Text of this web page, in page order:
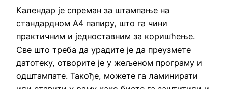
Календар је спреман за штампање на
стандардном А4 папиру, што га чини
практичним и једноставним за коришћење.
Све што треба да урадите је да преузмете
датотеку, отворите је у жељеном програму и
одштампате. Такође, можете га ламинирати